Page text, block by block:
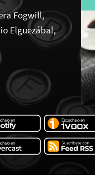
Fogwill,
Elguezábal,